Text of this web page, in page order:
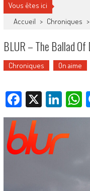
Vous êtes ici
Accueil > Chroniques >
BLUR – The Ballad
Chroniques On aime
Facebook
X